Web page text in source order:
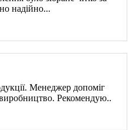
надійно...
Менеджер допоміг
Рекомендую..